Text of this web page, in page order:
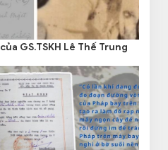
GS.TSKH Lê Thế Trung